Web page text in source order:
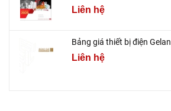
Liên hệ
Bảng giá thiết bị điện Gelan
Liên hệ